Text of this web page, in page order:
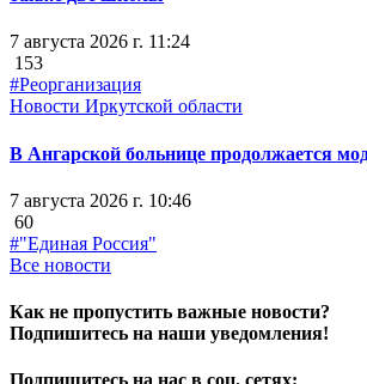
7 августа 2026 г. 11:24
153
#Реорганизация
Новости Иркутской области
В Ангарской больнице продолжается
7 августа 2026 г. 10:46
60
#"Единая Россия"
Все новости
Как не пропустить важные новости?
Подпишитесь на наши уведомления!